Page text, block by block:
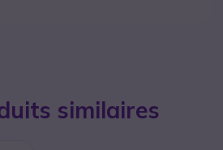
similaires